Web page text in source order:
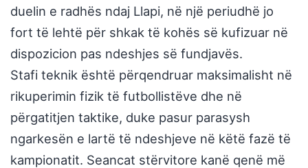
duelin e radhës ndaj Llapi, në një periudhë jo
fort të lehtë për shkak të kohës së kufizuar në
dispozicion pas ndeshjes së fundjavës.
Stafi teknik është përqendruar maksimalisht në
rikuperimin fizik të futbollistëve dhe në
përgatitjen taktike, duke pasur parasysh
ngarkesën e lartë të ndeshjeve në këtë fazë të
kampionatit. Seancat stërvitore kanë qenë më